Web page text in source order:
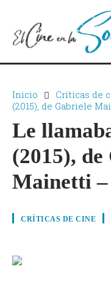
Inicio Críticas de
(2015), de Gabriele
Le
(2015),
Mainetti
CRÍTICAS DE CINE